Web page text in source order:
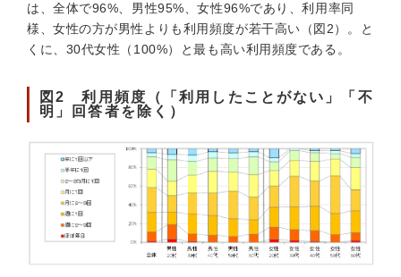
は、全体で96%、男性95%、女性96%であり、利用率同
様、女性の方が男性よりも利用頻度が若干高い（図2）。と
くに、30代女性（100%）と最も高い利用頻度である。
図2 利用頻度（「利用したことがない」「不
明」回答者を除く）